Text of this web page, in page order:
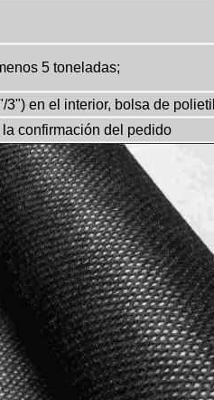
5 toneladas;
3") en el interior, bolsa de
confirmación del pedido